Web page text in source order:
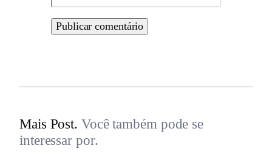
Mais Post. Você também pode se
interessar por.